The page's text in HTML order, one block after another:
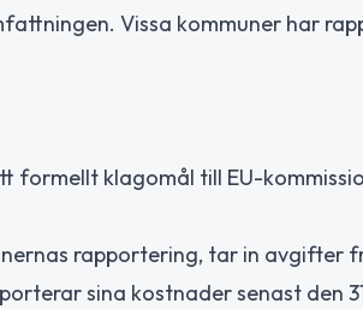
Vissa kommuner har
formellt klagomål till EU-
rapportering, tar in avgifter
sina kostnader senast den